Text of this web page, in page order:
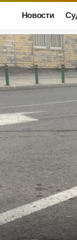
Новости